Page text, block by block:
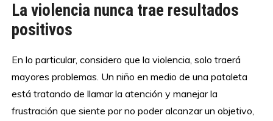
La violencia nunca trae resultados
positivos
En lo particular, considero que la violencia, solo traerá
mayores problemas. Un niño en medio de una pataleta
está tratando de llamar la atención y manejar la
frustración que siente por no poder alcanzar un objetivo,